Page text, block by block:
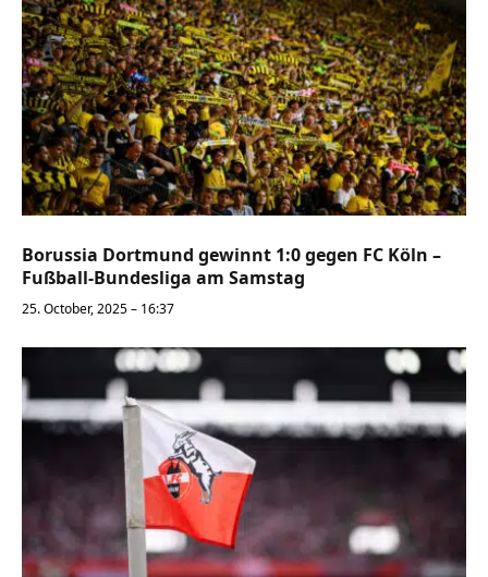
Borussia Dortmund gewinnt 1:0 gegen FC Köln –
Fußball-Bundesliga am Samstag
25. October, 2025 – 16:37